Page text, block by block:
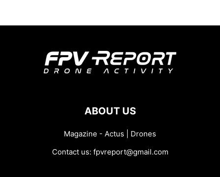
ABOUT US
Magazine - Actus | Drones
Contact us: fpvreport@gmail.com